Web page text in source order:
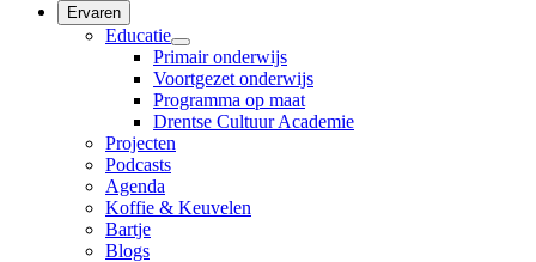
Ervaren
Educatie
Primair onderwijs
Voortgezet onderwijs
Programma op maat
Drentse Cultuur Academie
Projecten
Podcasts
Agenda
Koffie & Keuvelen
Bartje
Blogs